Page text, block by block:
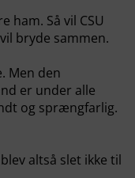
ham. Så vil CSU
bryde sammen.
Men den
er under alle
og sprængfarlig.
altså slet ikke til